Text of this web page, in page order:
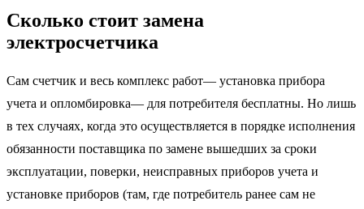
Сколько стоит замена
электросчетчика
Сам счетчик и весь комплекс работ— установка прибора
учета и опломбировка— для потребителя бесплатны. Но лишь
в тех случаях, когда это осуществляется в порядке исполнения
обязанности поставщика по замене вышедших за сроки
эксплуатации, поверки, неисправных приборов учета и
установке приборов (там, где потребитель ранее сам не